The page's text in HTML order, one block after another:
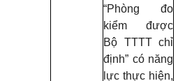
“Phòng đo
kiểm được
Bộ TTTT chỉ
định” có năng
lực thực hiện,